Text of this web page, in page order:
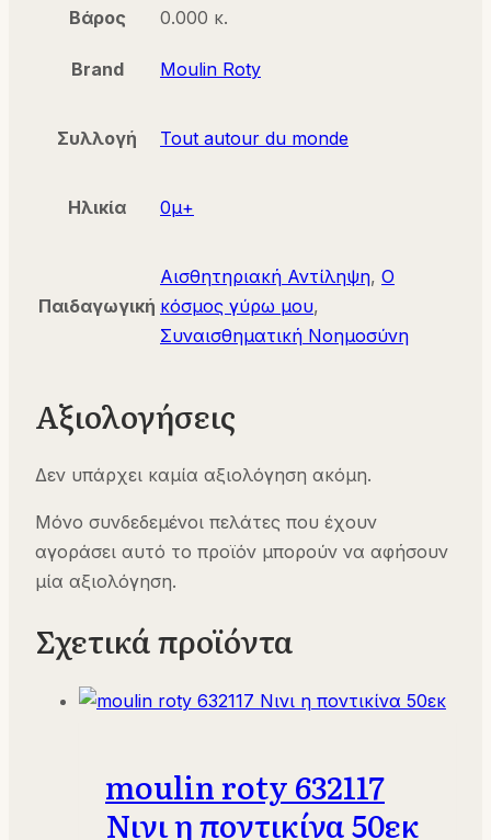
Βάρος 0.000 κ.
Brand Moulin Roty
Συλλογή Tout autour du monde
Ηλικία 0μ+
Παιδαγωγική
Αισθητηριακή Αντίληψη, Ο
κόσμος γύρω μου,
Συναισθηματική Νοημοσύνη
Αξιολογήσεις
Δεν υπάρχει καμία αξιολόγηση ακόμη.
Μόνο συνδεδεμένοι πελάτες που έχουν
αγοράσει αυτό το προϊόν μπορούν να αφήσουν
μία αξιολόγηση.
Σχετικά προϊόντα
moulin roty 632117
Νινι η ποντικίνα 50εκ